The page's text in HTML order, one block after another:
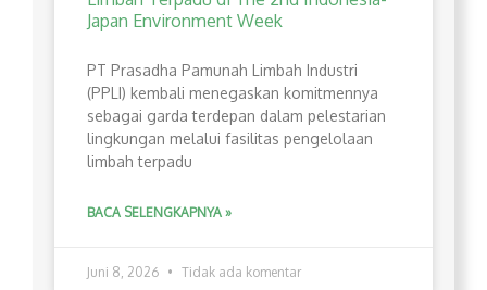
Japan Environment Week
PT Prasadha Pamunah Limbah Industri
(PPLI) kembali menegaskan komitmennya
sebagai garda terdepan dalam pelestarian
lingkungan melalui fasilitas pengelolaan
limbah terpadu
BACA SELENGKAPNYA »
Juni 8, 2026 Tidak ada komentar